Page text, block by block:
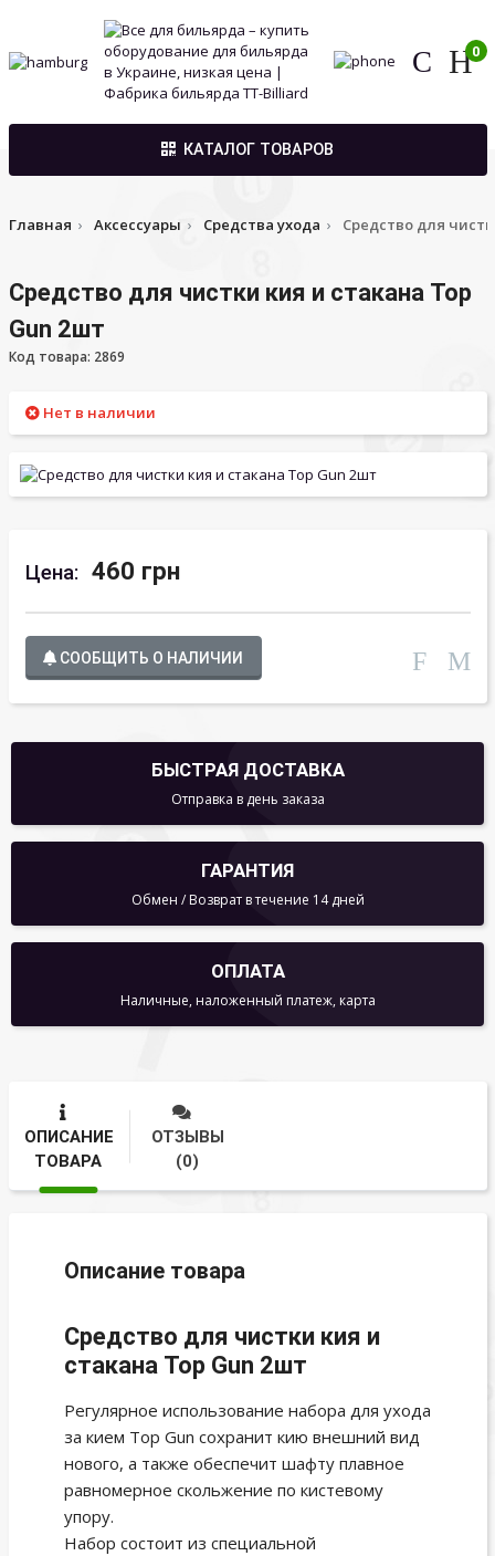
0
КАТАЛОГ ТОВАРОВ
Главная Аксессуары Средства ухода Средство для
Средство для чистки кия и стакана Top
Gun 2шт
Код товара: 2869
Нет в наличии
Цена: 460 грн
СООБЩИТЬ О НАЛИЧИИ
БЫСТРАЯ ДОСТАВКА
Отправка в день заказа
ГАРАНТИЯ
Обмен / Возврат в течение 14 дней
ОПЛАТА
Наличные, наложенный платеж, карта
ОПИСАНИЕ
ТОВАРА
ОТЗЫВЫ
(0)
Описание товара
Средство для чистки кия и
стакана Top Gun 2шт
Регулярное использование набора для ухода
за кием Top Gun сохранит кию внешний вид
нового, а также обеспечит шафту плавное
равномерное скольжение по кистевому
упору.
Набор состоит из специальной